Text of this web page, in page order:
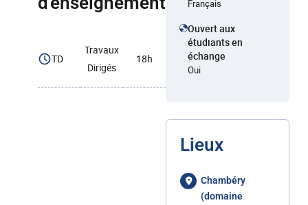
TD
Travaux
Dirigés
18h
Français
Ouvert aux
étudiants en
échange
Oui
Lieux
Chambéry
(domaine